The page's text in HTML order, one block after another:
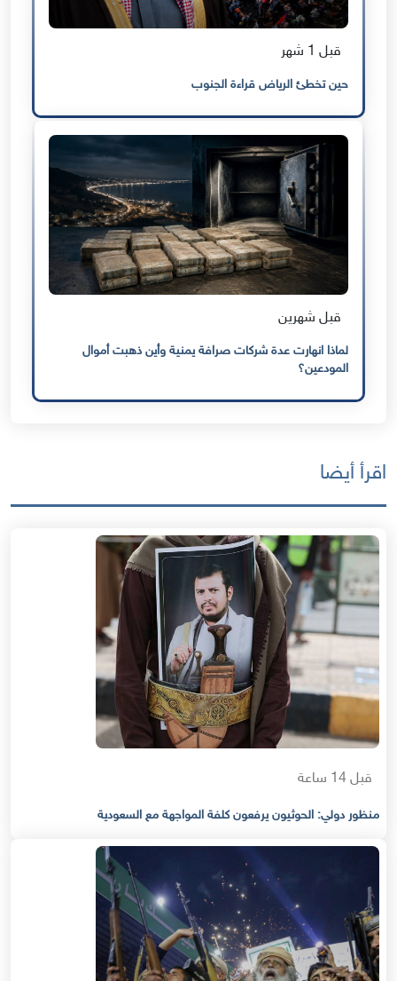
قبل 1 شهر
حين تخطئ الرياض قراءة الجنوب
قبل شهرين
لماذا انهارت عدة شركات صرافة يمنية وأين ذهبت أموال
المودعين؟
اقرأ أيضا
قبل 14 ساعة
منظور دولي: الحوثيون يرفعون كلفة المواجهة مع السعودية